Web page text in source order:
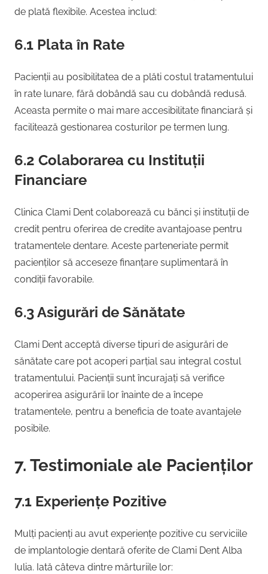
de plată flexibile. Acestea includ:
6.1 Plata în Rate
Pacienții au posibilitatea de a plăti costul tratamentului
în rate lunare, fără dobândă sau cu dobândă redusă.
Aceasta permite o mai mare accesibilitate financiară și
facilitează gestionarea costurilor pe termen lung.
6.2 Colaborarea cu Instituții
Financiare
Clinica Clami Dent colaborează cu bănci și instituții de
credit pentru oferirea de credite avantajoase pentru
tratamentele dentare. Aceste parteneriate permit
pacienților să acceseze finanțare suplimentară în
condiții favorabile.
6.3 Asigurări de Sănătate
Clami Dent acceptă diverse tipuri de asigurări de
sănătate care pot acoperi parțial sau integral costul
tratamentului. Pacienții sunt încurajați să verifice
acoperirea asigurării lor înainte de a începe
tratamentele, pentru a beneficia de toate avantajele
posibile.
7. Testimoniale ale Pacienților
7.1 Experiențe Pozitive
Mulți pacienți au avut experiențe pozitive cu serviciile
de implantologie dentară oferite de Clami Dent Alba
Iulia. Iată câteva dintre mărturiile lor: